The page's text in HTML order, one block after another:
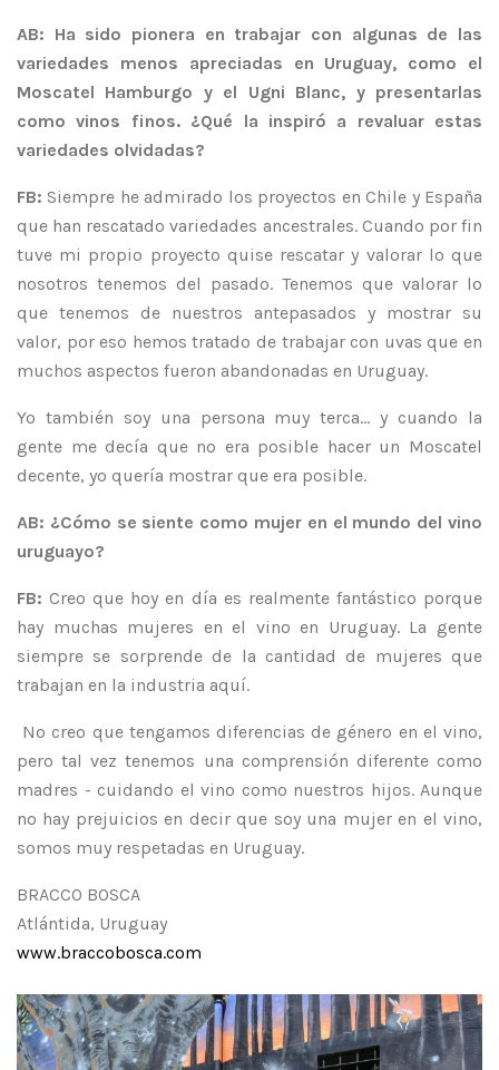
AB: Ha sido pionera en trabajar con algunas de las
variedades menos apreciadas en Uruguay, como el
Moscatel Hamburgo y el Ugni Blanc, y presentarlas
como vinos finos. ¿Qué la inspiró a revaluar estas
variedades olvidadas?
FB: Siempre he admirado los proyectos en Chile y España
que han rescatado variedades ancestrales. Cuando por fin
tuve mi propio proyecto quise rescatar y valorar lo que
nosotros tenemos del pasado. Tenemos que valorar lo
que tenemos de nuestros antepasados y mostrar su
valor, por eso hemos tratado de trabajar con uvas que en
muchos aspectos fueron abandonadas en Uruguay.
Yo también soy una persona muy terca... y cuando la
gente me decía que no era posible hacer un Moscatel
decente, yo quería mostrar que era posible.
AB: ¿Cómo se siente como mujer en el mundo del vino
uruguayo?
FB: Creo que hoy en día es realmente fantástico porque
hay muchas mujeres en el vino en Uruguay. La gente
siempre se sorprende de la cantidad de mujeres que
trabajan en la industria aquí.
No creo que tengamos diferencias de género en el vino,
pero tal vez tenemos una comprensión diferente como
madres - cuidando el vino como nuestros hijos. Aunque
no hay prejuicios en decir que soy una mujer en el vino,
somos muy respetadas en Uruguay.
BRACCO BOSCA
Atlántida, Uruguay
www.braccobosca.com